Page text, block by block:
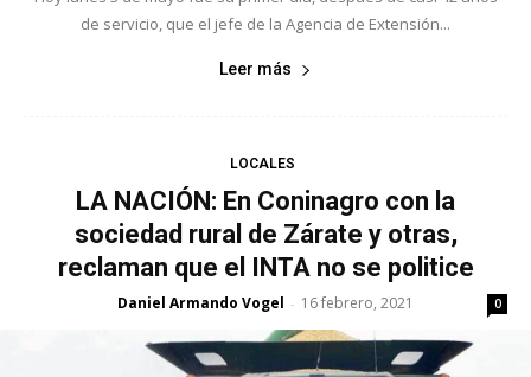
de servicio, que el jefe de la Agencia de Extensión...
Leer más
LOCALES
LA NACIÓN: En Coninagro con la
sociedad rural de Zárate y otras,
reclaman que el INTA no se politice
Daniel Armando Vogel - 16 febrero, 2021 0